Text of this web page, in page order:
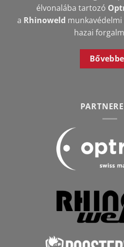
élvonalába tartozó
a Rhinoweld
hazai